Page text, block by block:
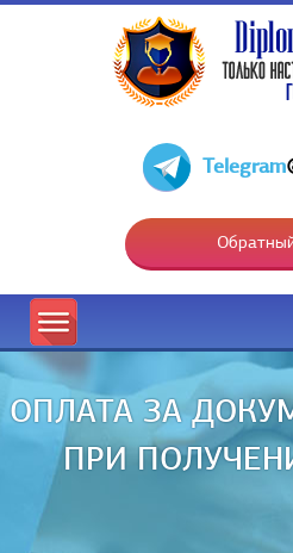
Telegram
ОПЛАТА ЗА
ПРИ